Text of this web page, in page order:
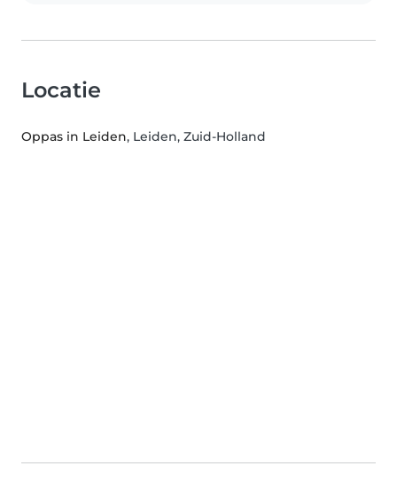
Locatie
Oppas in Leiden, Leiden, Zuid-Holland